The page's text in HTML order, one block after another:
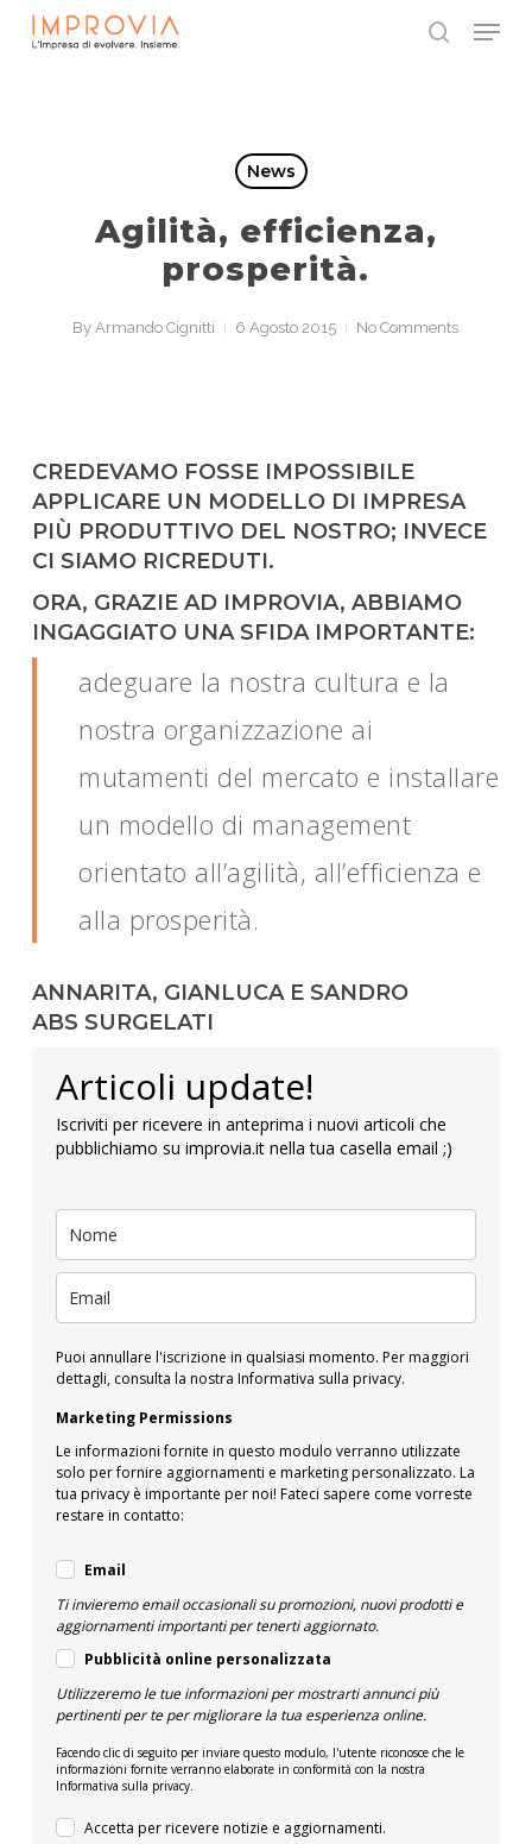
Skip
Menu
News
Agilità, efficienza,
prosperità.
By Armando Cignitti 6 Agosto 2015 No Comments
CREDEVAMO FOSSE IMPOSSIBILE
APPLICARE UN MODELLO DI IMPRESA
PIÙ PRODUTTIVO DEL NOSTRO; INVECE
CI SIAMO RICREDUTI.
ORA, GRAZIE AD IMPROVIA, ABBIAMO
INGAGGIATO UNA SFIDA IMPORTANTE:
adeguare la nostra cultura e la
nostra organizzazione ai
mutamenti del mercato e installare
un modello di management
orientato all’agilità, all’efficienza e
alla prosperità.
ANNARITA, GIANLUCA E SANDRO
ABS SURGELATI
Articoli update!
Iscriviti per ricevere in anteprima i nuovi articoli che
pubblichiamo su improvia.it nella tua casella email ;)
Puoi annullare l'iscrizione in qualsiasi momento. Per maggiori
dettagli, consulta la nostra Informativa sulla privacy.
Marketing Permissions
Le informazioni fornite in questo modulo verranno utilizzate
solo per fornire aggiornamenti e marketing personalizzato. La
tua privacy è importante per noi! Fateci sapere come vorreste
restare in contatto:
Email
Ti invieremo email occasionali su promozioni, nuovi prodotti e
aggiornamenti importanti per tenerti aggiornato.
Pubblicità online personalizzata
Utilizzeremo le tue informazioni per mostrarti annunci più
pertinenti per te per migliorare la tua esperienza online.
Facendo clic di seguito per inviare questo modulo, l'utente riconosce che le
informazioni fornite verranno elaborate in conformità con la nostra
Informativa sulla privacy.
Accetta per ricevere notizie e aggiornamenti.